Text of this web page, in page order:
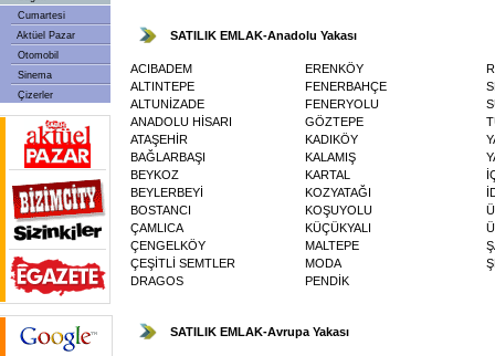
Cumartesi
Aktüel Pazar
Otomobil
Sinema
Çizerler
SATILIK EMLAK-Anadolu Yakası
ACIBADEM
ALTINTEPE
ALTUNİZADE
ANADOLU HİSARI
ATAŞEHİR
BAĞLARBAŞI
BEYKOZ
BEYLERBEYİ
BOSTANCI
ÇAMLICA
ÇENGELKÖY
ÇEŞİTLİ SEMTLER
DRAGOS
ERENKÖY
FENERBAHÇE
FENERYOLU
GÖZTEPE
KADIKÖY
KALAMIŞ
KARTAL
KOZYATAĞI
KOŞUYOLU
KÜÇÜKYALI
MALTEPE
MODA
PENDİK
SATILIK EMLAK-Avrupa Yakası